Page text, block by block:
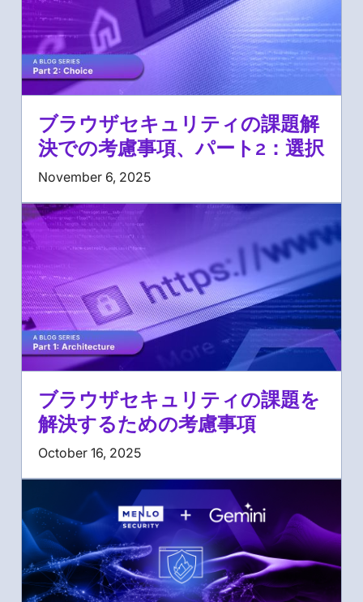
ブラウザセキュリティの課題解
決での考慮事項、パート2：選択
November 6, 2025
ブラウザセキュリティの課題を
解決するための考慮事項
October 16, 2025